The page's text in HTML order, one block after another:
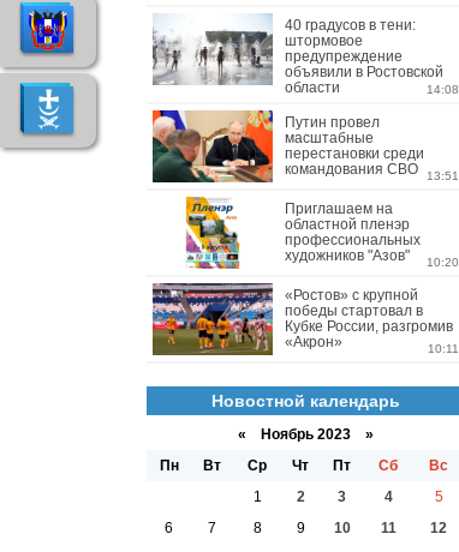
40 градусов в тени:
штормовое
предупреждение
объявили в Ростовской
области
14:08
Путин провел
масштабные
перестановки среди
командования СВО
13:51
Приглашаем на
областной пленэр
профессиональных
художников "Азов"
10:20
«Ростов» с крупной
победы стартовал в
Кубке России, разгромив
«Акрон»
10:11
Новостной календарь
« Ноябрь 2023 »
Пн
Вт Ср Чт Пт Сб
Вс
1
2 3 4
5
6
7 8 9 10 11
12